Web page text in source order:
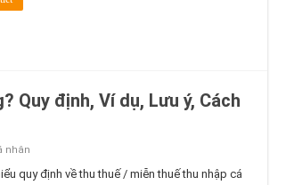
Quy định, Ví dụ, Lưu ý, Cách
nhân
quy định về thu thuế / miễn thuế thu nhập cá